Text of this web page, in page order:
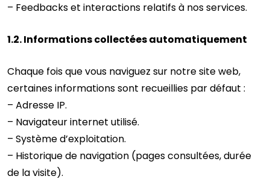
– Feedbacks et interactions relatifs à nos services.
1.2. Informations collectées automatiquement
Chaque fois que vous naviguez sur notre site web,
certaines informations sont recueillies par défaut :
– Adresse IP.
– Navigateur internet utilisé.
– Système d’exploitation.
– Historique de navigation (pages consultées, durée
de la visite).